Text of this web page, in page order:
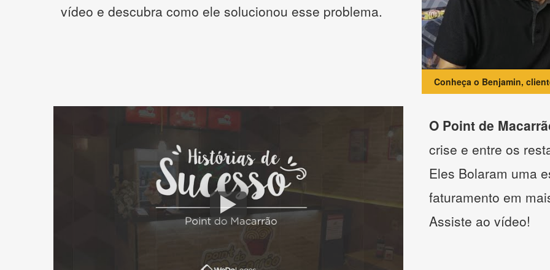
vídeo e descubra como ele solucionou esse problema.
Conheça o Benjamin,
O Point de
crise e entre os
Eles Bolaram uma
faturamento em
Assiste ao vídeo!